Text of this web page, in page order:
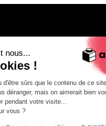
nous...
!
d'être sûrs que le contenu de ce
déranger, mais on aimerait bien
pendant votre visite...
vous ?